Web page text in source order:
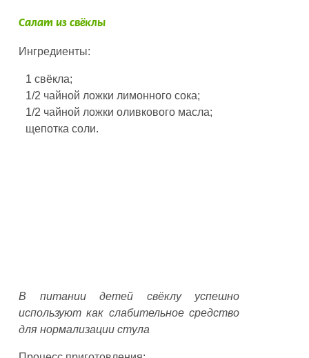
Салат из свёклы
Ингредиенты:
1 свёкла;
1/2 чайной ложки лимонного сока;
1/2 чайной ложки оливкового масла;
щепотка соли.
В питании детей свёклу успешно
используют как слабительное средство
для нормализации стула